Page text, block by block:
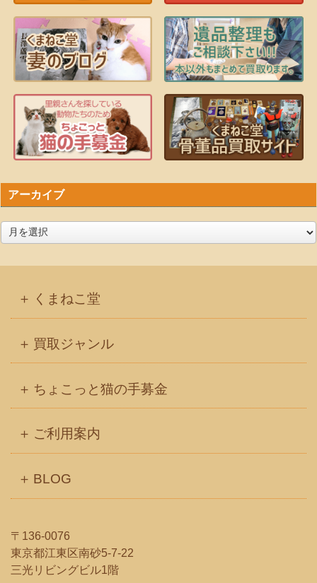
アーカイブ
くまねこ堂
買取ジャンル
ちょこっと猫の手募金
ご利用案内
BLOG
〒136-0076
東京都江東区南砂5-7-22
三光リビングビル1階